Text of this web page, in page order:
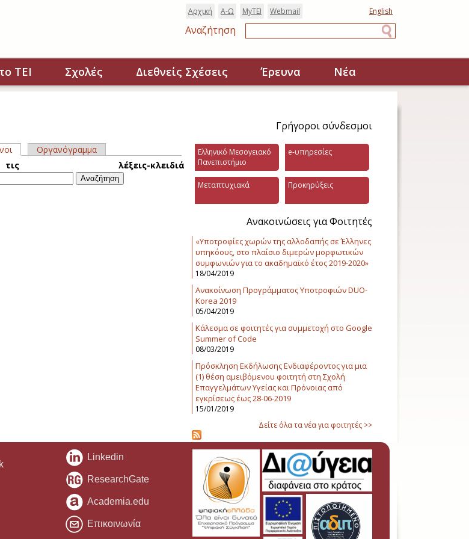
English
Webmail
MyTEI
Α-Ω
Αρχική
Αναζήτηση
ΤΕΙ Σχολές Διεθνείς Σχέσεις Έρευνα Νέα
(ενεργή καρτέλα)
Οργανόγραμμα
λέξεις-κλειδιά
Γρήγοροι σύνδεσμοι
Ελληνικό Μεσογειακό
Πανεπιστήμιο
e-υπηρεσίες
Μεταπτυχιακά Προκηρύξεις
Ανακοινώσεις για Φοιτητές
«Υποτροφίες χωρών της αλλοδαπής σε Έλληνες
υπηκόους, στο πλαίσιο διμερών μορφωτικών
συμφωνιών για το ακαδημαϊκό έτος 2019-2020»
18/04/2019
Ανακοίνωση Προγράμματος Υποτροφιών DUO-
Korea 2019
05/04/2019
Κάλεσμα σε φοιτητές για συμμετοχή στο Google
Summer of Code
08/03/2019
Πρόσκληση Εκδήλωσης Ενδιαφέροντος για μια
(1) θέση αμειβόμενου φοιτητή στη Σχολή
Επαγγελμάτων Υγείας και Πρόνοιας από
εγκρίσεως έως 28-06-2019
15/01/2019
Δείτε όλα τα νέα για φοιτητές >>
Linkedin
ResearchGate
Academia.edu
Επικοινωνία